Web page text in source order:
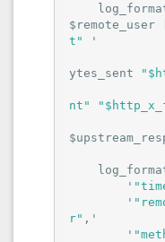
t"
'
ytes_sent
nt"
        '
        '
r" ,'
        '